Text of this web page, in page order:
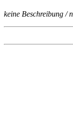
keine Beschreibung /